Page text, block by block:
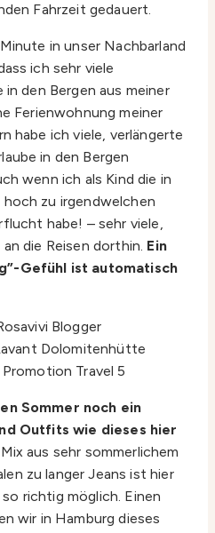
Fahrzeit gedauert.
in unser Nachbarland
ich sehr viele
in den Bergen aus meiner
Ferienwohnung meiner
habe ich viele, verlängerte
in den Bergen
wenn ich als Kind die in
hoch zu irgendwelchen
habe! – sehr viele,
die Reisen dorthin. Ein
Gefühl ist automatisch
Sommer noch ein
Outfits wie dieses hier
aus sehr sommerlichem
zu langer Jeans ist hier
richtig möglich. Einen
wir in Hamburg dieses